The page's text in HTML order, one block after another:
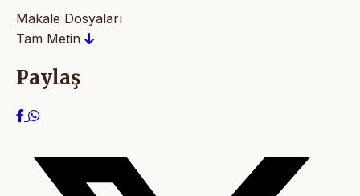
Makale Dosyaları
Tam Metin
Paylaş